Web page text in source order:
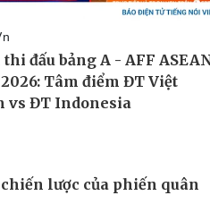
lược của phiến quân